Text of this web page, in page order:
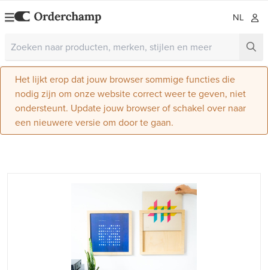
NL
Het lijkt erop dat jouw browser sommige functies die
nodig zijn om onze website correct weer te geven, niet
ondersteunt. Update jouw browser of schakel over naar
een nieuwere versie om door te gaan.